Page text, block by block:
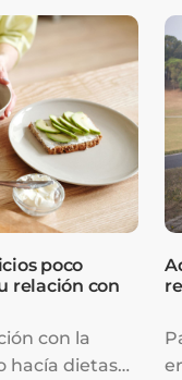
poco
relación con
con la
hacía dietas